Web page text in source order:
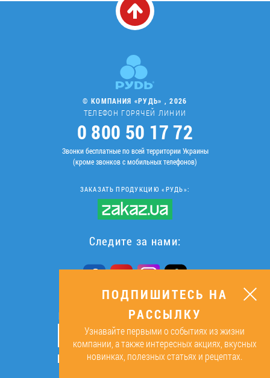
© КОМПАНИЯ «РУДЬ» , 2026
ТЕЛЕФОН ГОРЯЧЕЙ ЛИНИИ
0 800 50 17 72
Звонки бесплатные по всей территории Украины
(кроме звонков с мобильных телефонов)
ЗАКАЗАТЬ ПРОДУКЦИЮ «РУДЬ»:
Следите за нами:
ПОДПИШИТЕСЬ НА РАССЫЛКУ
ОК
Подписываясь, я даю согласие на
ПОДПИШИТЕСЬ НА
РАССЫЛКУ
Узнавайте первыми о событиях из жизни
компании, а также интересных акциях, вкусных
новинках, полезных статьях и рецептах.